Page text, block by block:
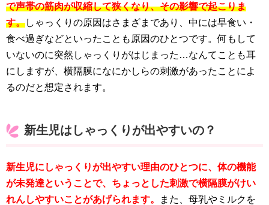
で声帯の筋肉が収縮して狭くなり、その影響で起こりま
す。しゃっくりの原因はさまざまであり、中には早食い・
食べ過ぎなどといったことも原因のひとつです。何もして
いないのに突然しゃっくりがはじまった…なんてことも耳
にしますが、横隔膜になにかしらの刺激があったことによ
るのだと想定されます。
新生児はしゃっくりが出やすいの？
新生児にしゃっくりが出やすい理由のひとつに、体の機能
が未発達ということで、ちょっとした刺激で横隔膜がけい
れんしやすいことがあげられます。
また、母乳やミルクを